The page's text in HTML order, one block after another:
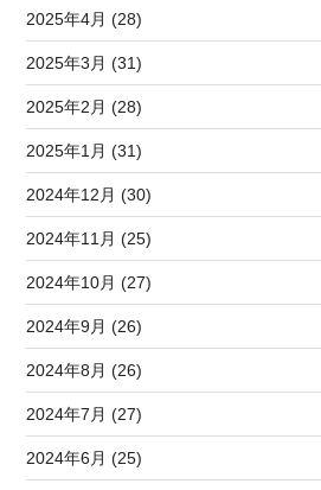
2025年4月 (28)
2025年3月 (31)
2025年2月 (28)
2025年1月 (31)
2024年12月 (30)
2024年11月 (25)
2024年10月 (27)
2024年9月 (26)
2024年8月 (26)
2024年7月 (27)
2024年6月 (25)